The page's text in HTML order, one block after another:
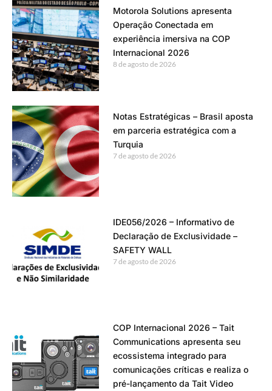
Motorola Solutions apresenta
Operação Conectada em
experiência imersiva na COP
Internacional 2026
8 de agosto de 2026
Notas Estratégicas – Brasil aposta
em parceria estratégica com a
Turquia
7 de agosto de 2026
IDE056/2026 – Informativo de
Declaração de Exclusividade –
SAFETY WALL
7 de agosto de 2026
COP Internacional 2026 – Tait
Communications apresenta seu
ecossistema integrado para
comunicações críticas e realiza o
pré-lançamento da Tait Video